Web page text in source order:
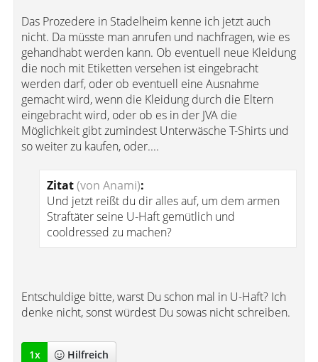
Das Prozedere in Stadelheim kenne ich jetzt auch
nicht. Da müsste man anrufen und nachfragen, wie es
gehandhabt werden kann. Ob eventuell neue Kleidung
die noch mit Etiketten versehen ist eingebracht
werden darf, oder ob eventuell eine Ausnahme
gemacht wird, wenn die Kleidung durch die Eltern
eingebracht wird, oder ob es in der JVA die
Möglichkeit gibt zumindest Unterwäsche T-Shirts und
so weiter zu kaufen, oder....
Zitat(von Anami):
Und jetzt reißt du dir alles auf, um dem armen
Straftäter seine U-Haft gemütlich und
cooldressed zu machen?
Entschuldige bitte, warst Du schon mal in U-Haft? Ich
denke nicht, sonst würdest Du sowas nicht schreiben.
1x Hilfreich